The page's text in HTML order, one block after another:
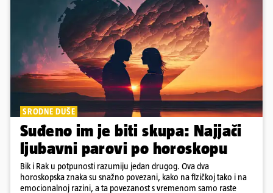
SRODNE DUŠE
Suđeno im je biti skupa: Najjači
ljubavni parovi po horoskopu
Bik i Rak u potpunosti razumiju jedan drugog. Ova dva
horoskopska znaka su snažno povezani, kako na fizičkoj tako i na
emocionalnoj razini, a ta povezanost s vremenom samo raste